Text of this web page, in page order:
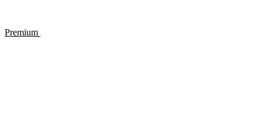
Premium